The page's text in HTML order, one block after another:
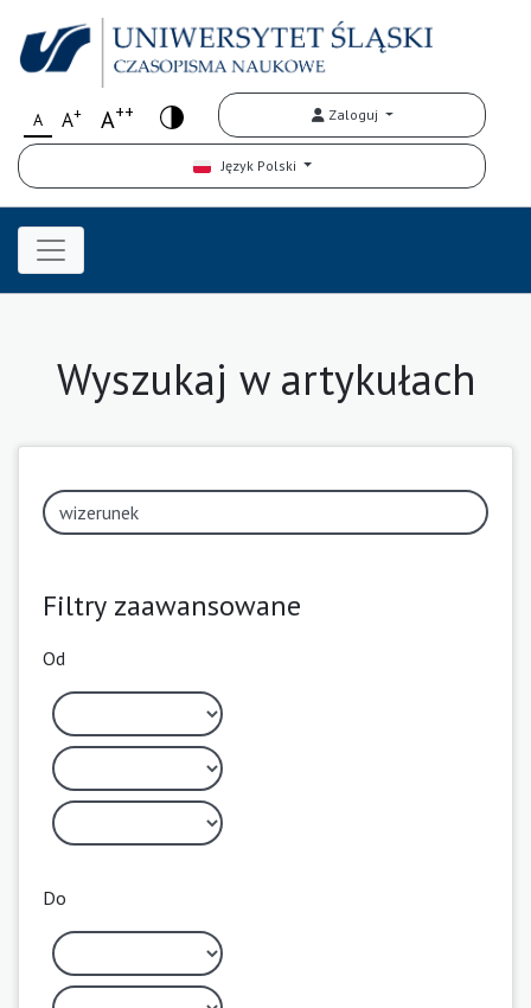
A A+ A++ Zaloguj
Język Polski
Wyszukaj w artykułach
Filtry zaawansowane
Od
Do